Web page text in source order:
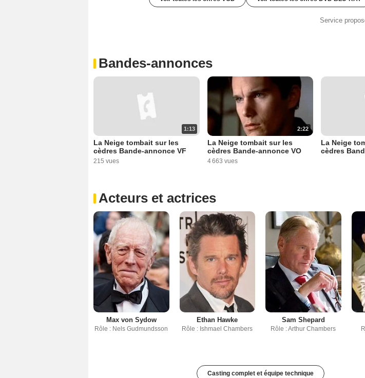
Service
Bandes-annonces
1:13
La Neige tombait sur les
cèdres Bande-annonce VF
215 vues
2:22
La Neige tombait sur les
cèdres Bande-annonce VO
4 663 vues
La Neige
cèdres
Acteurs et actrices
Max von Sydow
Rôle : Nels Gudmundsson
Ethan Hawke
Rôle : Ishmael Chambers
Sam Shepard
Rôle : Arthur Chambers
Casting complet et équipe technique